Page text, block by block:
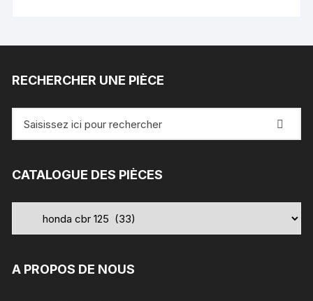
RECHERCHER UNE PIÈCE
pour
CATALOGUE DES PIÈCES
A PROPOS DE NOUS